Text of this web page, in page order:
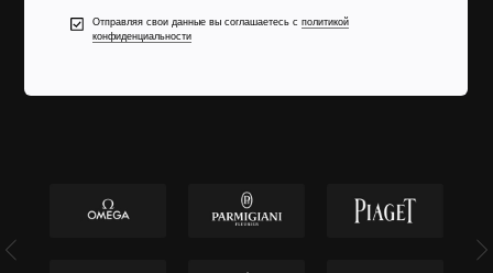
Отправляя свои данные вы соглашаетесь с политикой
конфиденциальности